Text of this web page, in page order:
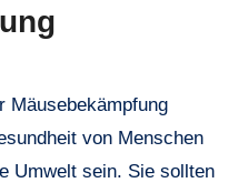
Mäusebekämpfung
von Menschen
Umwelt sein. Sie sollten